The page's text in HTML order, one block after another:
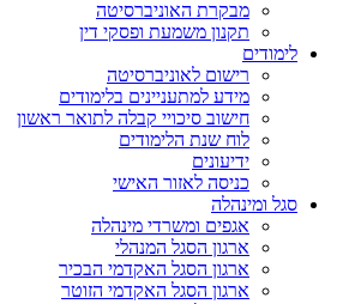
מבקרת האוניברסיטה
תקנון משמעת ופסקי דין
לימודים
רישום לאוניברסיטה
מידע למתעניינים בלימודים
חישוב סיכויי קבלה לתואר ראשון
לוח שנת הלימודים
ידיעונים
כניסה לאזור האישי
סגל ומינהלה
אגפים ומשרדי מינהלה
ארגון הסגל המנהלי
ארגון הסגל האקדמי הבכיר
ארגון הסגל האקדמי הזוטר